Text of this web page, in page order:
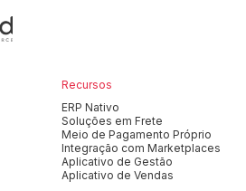
Recursos
ERP Nativo
Soluções em Frete
Meio de Pagamento Próprio
Integração com Marketplaces
Aplicativo de Gestão
Aplicativo de Vendas